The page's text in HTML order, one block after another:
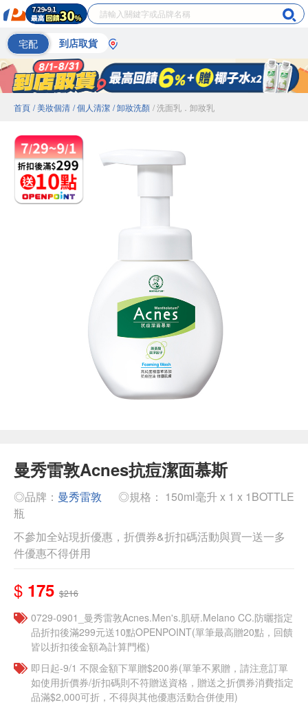
宅配 到店取貨
首頁 / 美妝個清 / 個人清潔 / 卸妝洗顏 / 洗面乳．卸妝乳
曼秀雷敦Acnes抗痘潔面慕斯
◎品牌： 曼秀雷敦
◎規格： 150ml毫升 x 1 x 1BOTTLE
瓶
不參加全站現折優惠，折價券&折扣碼活動與買一送一多
件優惠不得併用
$ 175 $216
0729-0901_曼秀雷敦Acnes.Men's.肌研.Melano CC.防曬指定
品折扣後滿299元送10點OPENPOINT(單筆最高贈20點，回饋
皆以折扣後金額為計算門檻)
即日起-9/1 不限金額下單贈$200券(單筆不累贈，請注意訂單
如使用折價券/折扣碼則不符贈送資格，贈送之折價券消費指定
品滿$2,000可折，不得與其他優惠活動合併使用)